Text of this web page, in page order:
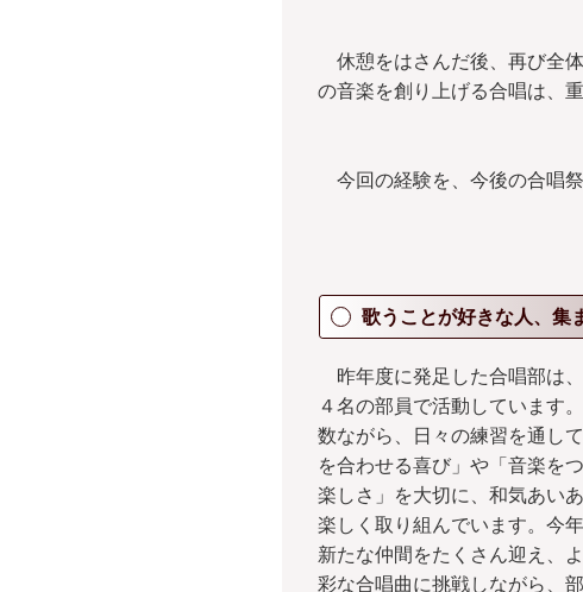
休憩をはさんだ後、再び全
の音楽を創り上げる合唱は、
今回の経験を、今後の合唱
歌うことが好きな人、集
昨年度に発足した合唱部は
４名の部員で活動しています
数ながら、日々の練習を通し
を合わせる喜び」や「音楽を
楽しさ」を大切に、和気あい
楽しく取り組んでいます。今
新たな仲間をたくさん迎え、
彩な合唱曲に挑戦しながら、